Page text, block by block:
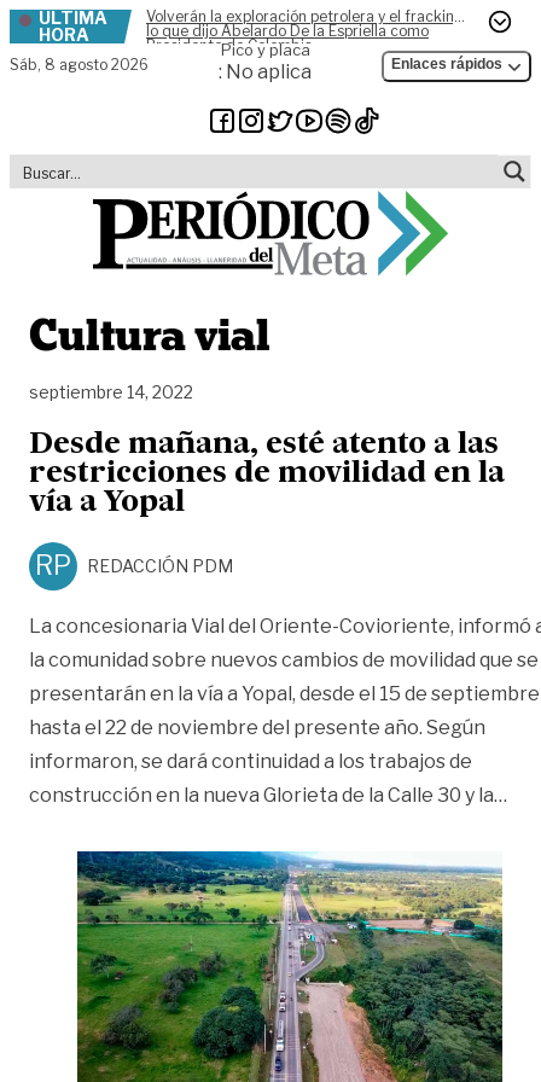
Skip to content
ÚLTIMA
HORA
Volverán la exploración petrolera y el fracking,
lo que dijo Abelardo De la Espriella como
Presidente de Colombia
Sáb, 8 agosto 2026
Pico y placa
: No aplica Enlaces rápidos
Cultura vial
septiembre 14, 2022
Desde mañana, esté atento a las
restricciones de movilidad en la
vía a Yopal
RP REDACCIÓN PDM
La concesionaria Vial del Oriente-Covioriente, informó
la comunidad sobre nuevos cambios de movilidad que se
presentarán en la vía a Yopal, desde el 15 de septiembre
hasta el 22 de noviembre del presente año. Según
informaron, se dará continuidad a los trabajos de
construcción en la nueva Glorieta de la Calle 30 y la…